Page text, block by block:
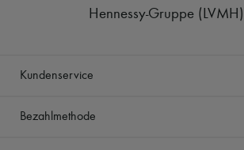
Hennessy-Gruppe (LVMH)
Kundenservice
Bezahlmethode